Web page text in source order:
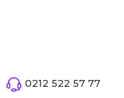
0212 522 57 77